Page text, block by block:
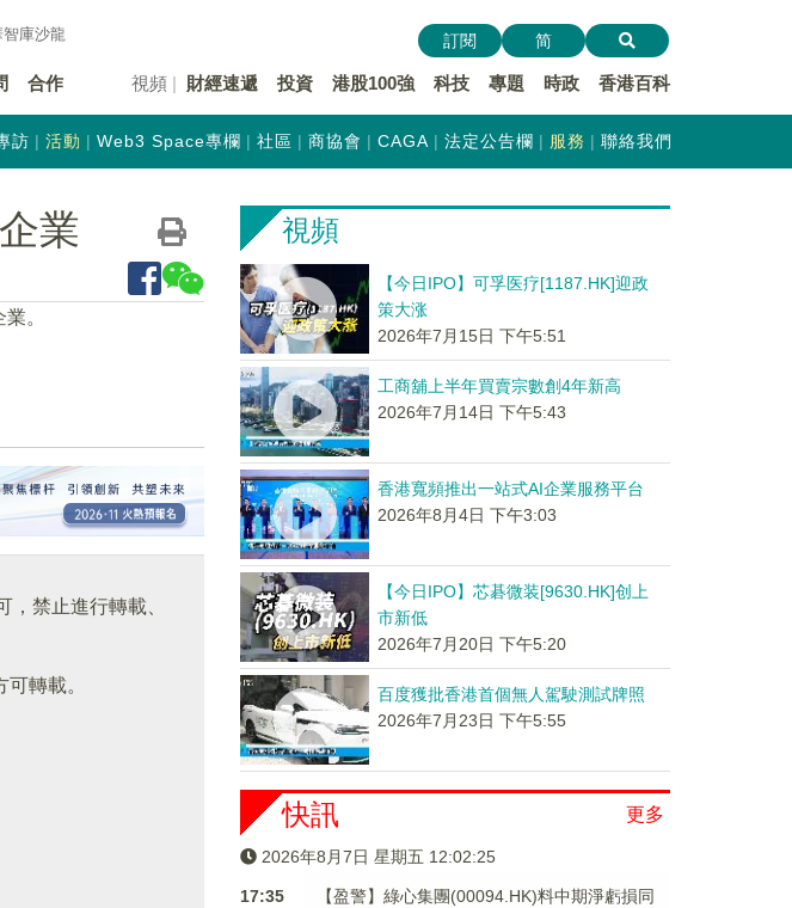
智庫沙龍
合作 視頻 財經速遞 投資 港股100強 科技 專題 時政 香港百科
訂閱 简
訪 活動 Web3 Space專欄 社區 商協會 CAGA 法定公告欄 服務 聯絡我們
業
。
禁止進行轉載、
轉載。
視頻
【今日IPO】可孚医疗[1187.HK]迎政
策大涨
2026年7月15日 下午5:51
工商舖上半年買賣宗數創4年新高
2026年7月14日 下午5:43
香港寬頻推出一站式AI企業服務平台
2026年8月4日 下午3:03
【今日IPO】芯碁微装[9630.HK]创上
市新低
2026年7月20日 下午5:20
百度獲批香港首個無人駕駛測試牌照
2026年7月23日 下午5:55
更多
快訊
2026年8月7日 星期五 12:02:26
17:35
【盈警】綠心集團(00094.HK)料中期淨虧損同